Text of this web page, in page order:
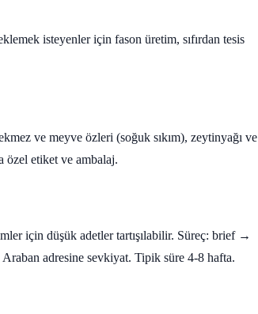
isteyenler için fason üretim, sıfırdan tesis
ve meyve özleri (soğuk sıkım), zeytinyağı ve
özel etiket ve ambalaj.
için düşük adetler tartışılabilir. Süreç: brief →
adresine sevkiyat. Tipik süre 4-8 hafta.